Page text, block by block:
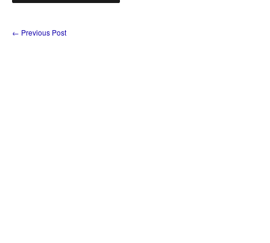
← Previous Post